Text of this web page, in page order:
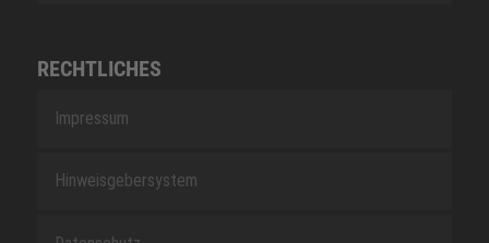
RECHTLICHES
Impressum
Hinweisgebersystem